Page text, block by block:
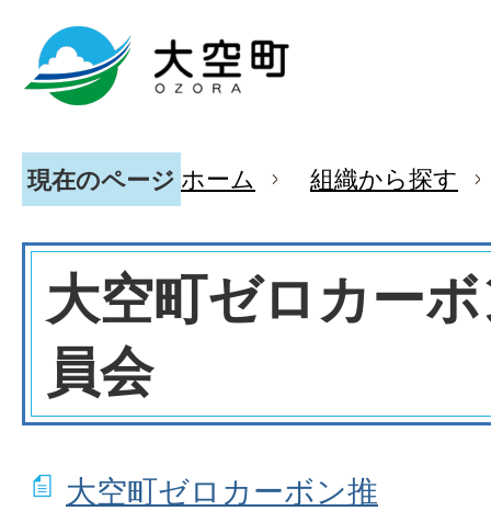
現在のページ ホーム 組織から探す
大空町ゼロカー
員会
大空町ゼロカーボン推